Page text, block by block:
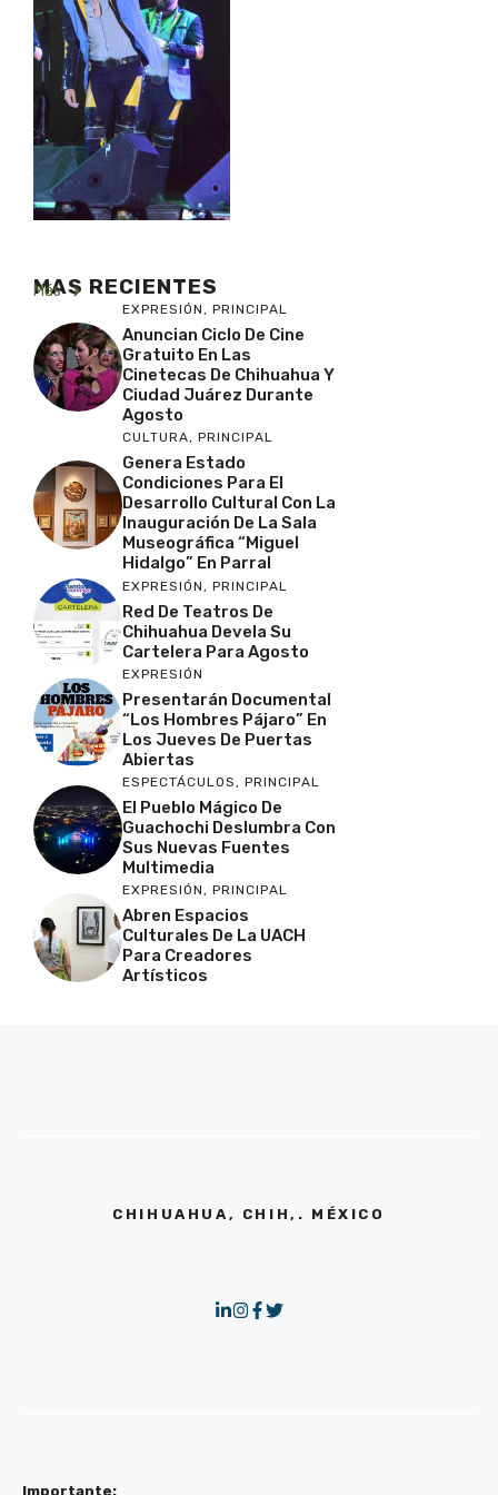
MAS RECIENTES
Más
EXPRESIÓN, PRINCIPAL
Anuncian Ciclo De Cine
Gratuito En Las
Cinetecas De Chihuahua Y
Ciudad Juárez Durante
Agosto
CULTURA, PRINCIPAL
Genera Estado
Condiciones Para El
Desarrollo Cultural Con La
Inauguración De La Sala
Museográfica “Miguel
Hidalgo” En Parral
EXPRESIÓN , PRINCIPAL
Red De Teatros De
Chihuahua Devela Su
Cartelera Para Agosto
EXPRESIÓN
Presentarán Documental
“Los Hombres Pájaro” En
Los Jueves De Puertas
Abiertas
ESPECTÁCULOS, PRINCIPAL
El Pueblo Mágico De
Guachochi Deslumbra Con
Sus Nuevas Fuentes
Multimedia
EXPRESIÓN, PRINCIPAL
Abren Espacios
Culturales De La UACH
Para Creadores
Artísticos
CHIHUAHUA, CHIH,. MÉXICO
Importante: